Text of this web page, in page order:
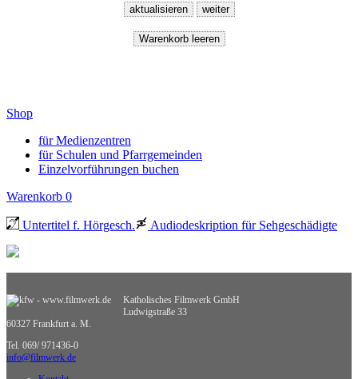
Shop
für Medienzentren
für Schulen und Pfarrgemeinden
Einzelvorführungen buchen
Warenkorb 0
Untertitel f. Hörgesch. Audiodeskription für Sehgeschädigte
Katholisches Filmwerk GmbH
Ludwigstraße 33
60327 Frankfurt a. M.
Tel. 069/ 971436-0
info@filmwerk.de